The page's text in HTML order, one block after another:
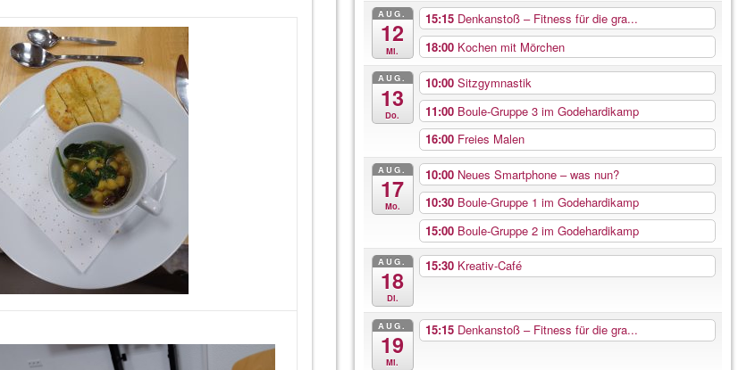
AUG.
12
Mi.
15:15 Denkanstoß – Fitness für die gra...
18:00 Kochen mit Mörchen
AUG.
13
Do.
10:00 Sitzgymnastik
11:00 Boule-Gruppe 3 im Godehardikamp
16:00 Freies Malen
AUG.
17
Mo.
10:00 Neues Smartphone – was nun?
10:30 Boule-Gruppe 1 im Godehardikamp
15:00 Boule-Gruppe 2 im Godehardikamp
AUG.
18
Di.
15:30 Kreativ-Café
AUG.
19
Mi.
15:15 Denkanstoß – Fitness für die gra...